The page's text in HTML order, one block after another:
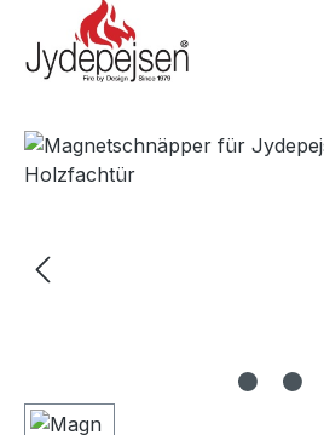
Bildergalerie überspringen